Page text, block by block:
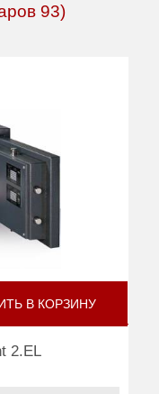
93)
В КОРЗИНУ
2.EL